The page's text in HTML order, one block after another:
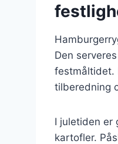
Den
festmåltidet.
tilberedning
I juletiden er
kartofler.